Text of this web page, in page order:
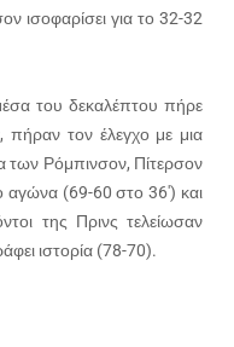
ισοφαρίσει για το 32-32
του δεκαλέπτου πήρε
πήραν τον έλεγχο με μια
των Ρόμπινσον, Πίτερσον
αγώνα (69-60 στο 36′) και
της Πρινς τελείωσαν
ιστορία (78-70).